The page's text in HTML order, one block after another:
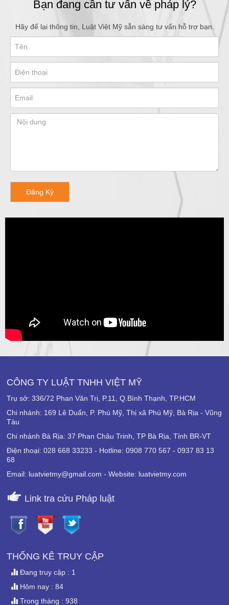
Bạn đang cần tư vấn về pháp lý?
Hãy để lại thông tin, Luật Việt Mỹ sẵn sàng tư vấn hỗ trợ bạn.
Đăng Ký
CÔNG TY LUẬT TNHH VIỆT MỸ
Trụ sở: 336/72 Phan Văn Trị, P.11, Q.Bình Thạnh, TP.HCM
Chi nhánh: 169 Lê Duẩn, P. Phú Mỹ, Thị xã Phú Mỹ, Bà Rịa - Vũng
Tàu
Chi nhánh Bà Rịa: 37 Phan Châu Trinh, TP Bà Rịa, Tỉnh BR-VT
Điện thoại: 028 668 33233 - Hotline: 0908 770 567 - 0937 83 13
68
Email: luatvietmy@gmail.com - Website: luatvietmy.com
Link tra cứu Pháp luật
THỐNG KÊ TRUY CẬP
Đang truy cập : 1
Hôm nay : 84
Trong tháng : 938